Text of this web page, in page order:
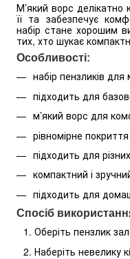
М’який ворс делікатно
її та забезпечує
набір стане хорошим
тих, хто шукає
Особливості:
набір пензликів
підходить для
м’який ворс для
рівномірне
підходить для
компактний і
підходить для
Спосіб
Оберіть пензлик
Наберіть невелику